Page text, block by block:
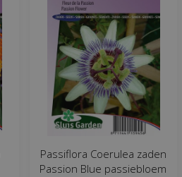
Passiflora Coerulea zaden
Passion Blue passiebloem